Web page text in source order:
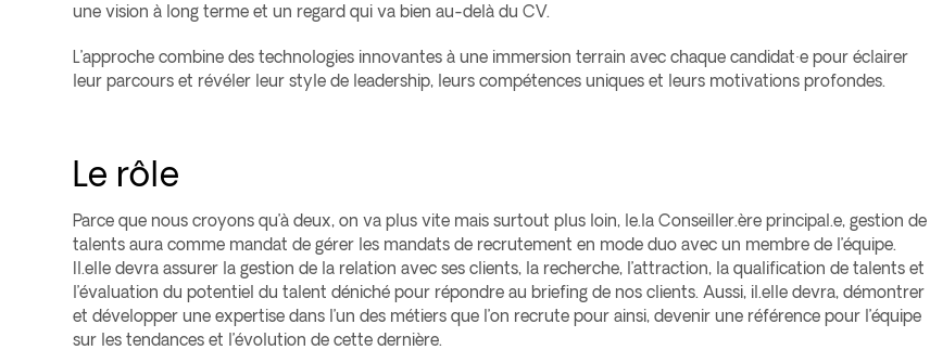
une vision à long terme et un regard qui va bien au-delà du CV.
L’approche combine des technologies innovantes à une immersion terrain avec chaque candidat·e pour éclairer
leur parcours et révéler leur style de leadership, leurs compétences uniques et leurs motivations profondes.
Le rôle
Parce que nous croyons qu’à deux, on va plus vite mais surtout plus loin, le.la Conseiller.ère principal.e, gestion de
talents aura comme mandat de gérer les mandats de recrutement en mode duo avec un membre de l’équipe.
Il.elle devra assurer la gestion de la relation avec ses clients, la recherche, l’attraction, la qualification de talents et
l’évaluation du potentiel du talent déniché pour répondre au briefing de nos clients. Aussi, il.elle devra, démontrer
et développer une expertise dans l’un des métiers que l’on recrute pour ainsi, devenir une référence pour l’équipe
sur les tendances et l’évolution de cette dernière.